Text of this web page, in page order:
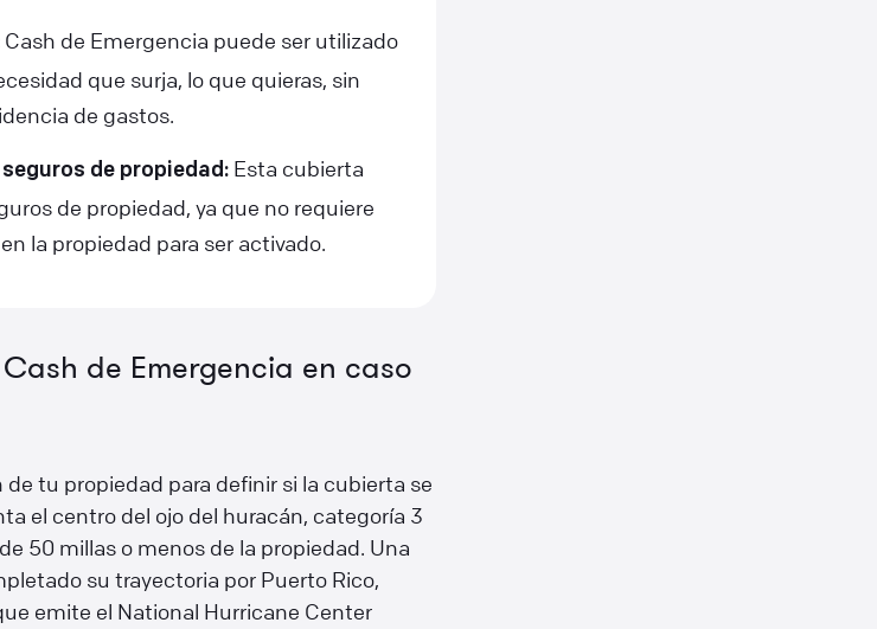
Cash de Emergencia puede ser utilizado
que surja, lo que quieras, sin
de gastos.
de propiedad:Esta cubierta
de propiedad, ya que no requiere
la propiedad para ser activado.
de Emergencia en caso
tu propiedad para definir si la cubierta se
el centro del ojo del huracán, categoría 3
50 millas o menos de la propiedad. Una
su trayectoria por Puerto Rico,
emite el National Hurricane Center